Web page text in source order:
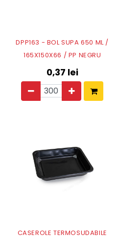
DPP163 - BOL SUPA 650 ML /
165X150X66 / PP NEGRU
0,37 lei
CASEROLE TERMOSUDABILE